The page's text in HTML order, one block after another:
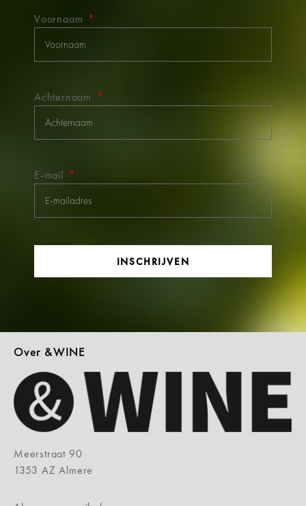
Voornaam
Achternaam
E-mail
INSCHRIJVEN
Over &WINE
Meerstraat 90
1353 AZ Almere